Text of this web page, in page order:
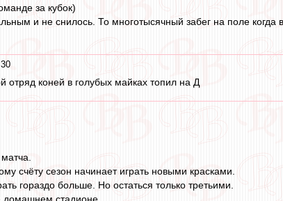
за кубок)
и не снилось. То многотысячный забег на поле когда
отряд коней в голубых майках топил на Д
счёту сезон начинает играть новыми красками.
гораздо больше. Но остаться только третьими.